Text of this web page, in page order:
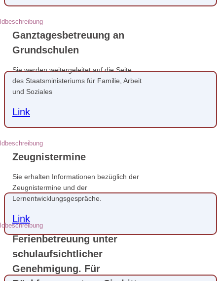
Ganztagesbetreuung an
Grundschulen
Sie werden weitergeleitet auf die Seite
des Staatsministeriums für Familie, Arbeit
und Soziales
Link
Zeugnistermine
Sie erhalten Informationen bezüglich der
Zeugnistermine und der
Lernentwicklungsgespräche.
Link
Ferienbetreuung unter
schulaufsichtlicher
Genehmigung. Für